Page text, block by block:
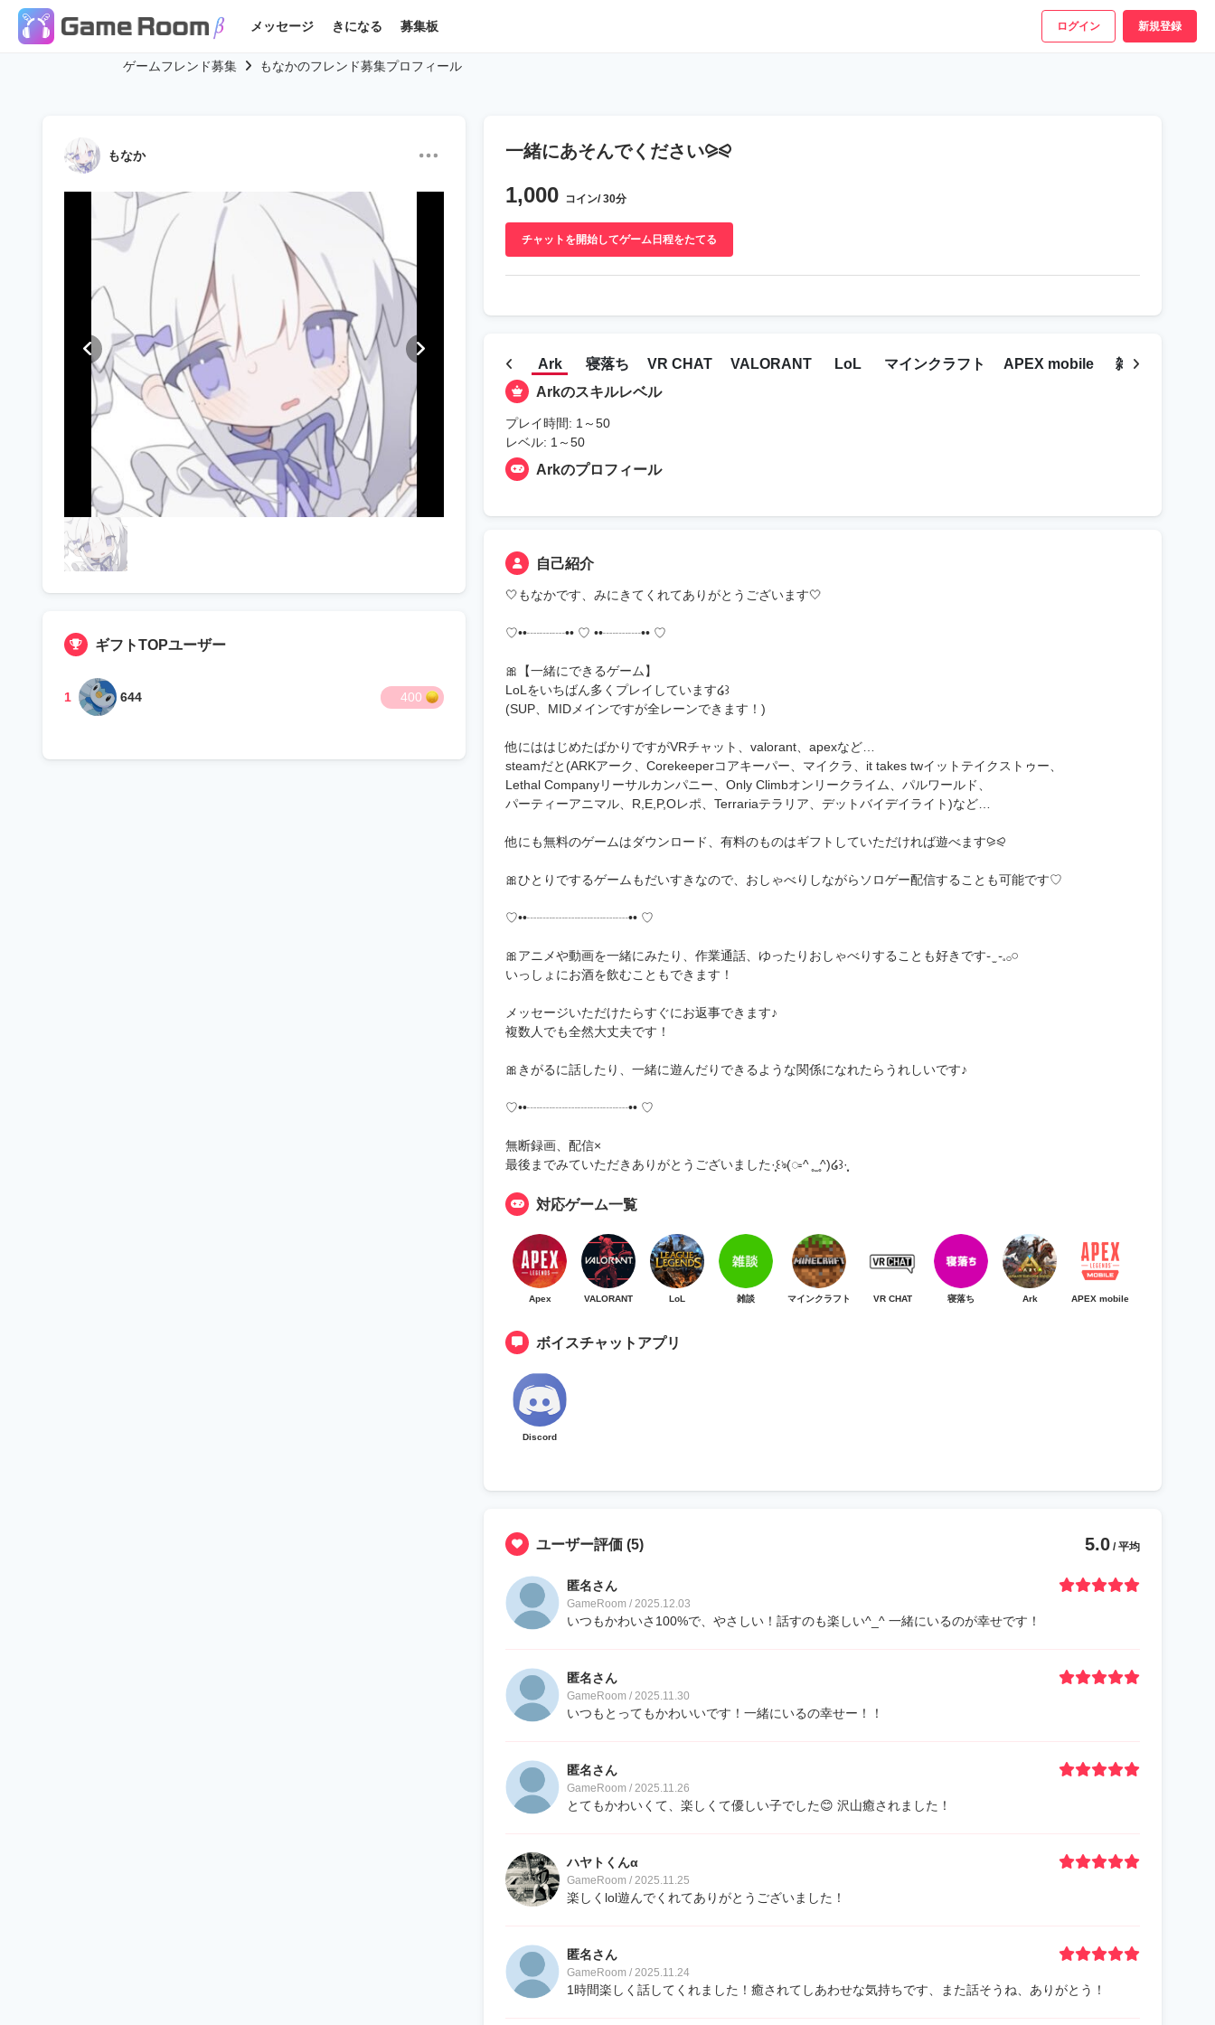
メッセージ きになる 募集板 ログイン 新規登録
ゲームフレンド募集 もなかのフレンド募集プロフィール
もなか
ギフトTOPユーザー
1 644 400
一緒にあそんでください⪩⪨
1,000 コイン/ 30分
チャットを開始してゲーム日程をたてる
Ark 寝落ち VR CHAT VALORANT LoL マインクラフト APEX mobile 雑談
Arkのスキルレベル
プレイ時間: 1～50
レベル: 1～50
Arkのプロフィール
自己紹介
🤍もなかです、みにきてくれてありがとうございます🤍
♡••┈┈┈•• ♡ ••┈┈┈•• ♡
🎀【一緒にできるゲーム】
LoLをいちばん多くプレイしています໒꒱
(SUP、MIDメインですが全レーンできます！)
他にははじめたばかりですがVRチャット、valorant、apexなど…
steamだと(ARKアーク、Corekeeperコアキーパー、マイクラ、it takes twイットテイクストゥー、
Lethal Companyリーサルカンパニー、Only Climbオンリークライム、パルワールド、
パーティーアニマル、R,E,P,Oレポ、Terrariaテラリア、デットバイデイライト)など…
他にも無料のゲームはダウンロード、有料のものはギフトしていただければ遊べます⪩⪨
🎀ひとりでするゲームもだいすきなので、おしゃべりしながらソロゲー配信することも可能です♡
♡••┈┈┈┈┈┈┈┈•• ♡
🎀アニメや動画を一緒にみたり、作業通話、ゆったりおしゃべりすることも好きです֊ ̫ ֊𓈒𓂂𓏸
いっしょにお酒を飲むこともできます！
メッセージいただけたらすぐにお返事できます♪
複数人でも全然大丈夫です！
🎀きがるに話したり、一緒に遊んだりできるような関係になれたらうれしいです♪
♡••┈┈┈┈┈┈┈┈•• ♡
無断録画、配信×
最後までみていただきありがとうございました·̩͙꒰ঌ(ᯫ^ ̥ ̫ ̥^)໒꒱·̩͙
対応ゲーム一覧
Apex VALORANT LoL 雑談 マインクラフト VR CHAT 寝落ち Ark APEX mobile
ボイスチャットアプリ
Discord
ユーザー評価 (5) 5.0 / 平均
匿名さん
GameRoom / 2025.12.03
いつもかわいさ100%で、やさしい！話すのも楽しい^_^ 一緒にいるのが幸せです！
匿名さん
GameRoom / 2025.11.30
いつもとってもかわいいです！一緒にいるの幸せー！！
匿名さん
GameRoom / 2025.11.26
とてもかわいくて、楽しくて優しい子でした😊 沢山癒されました！
ハヤトくんα
GameRoom / 2025.11.25
楽しくlol遊んでくれてありがとうございました！
匿名さん
GameRoom / 2025.11.24
1時間楽しく話してくれました！癒されてしあわせな気持ちです、また話そうね、ありがとう！